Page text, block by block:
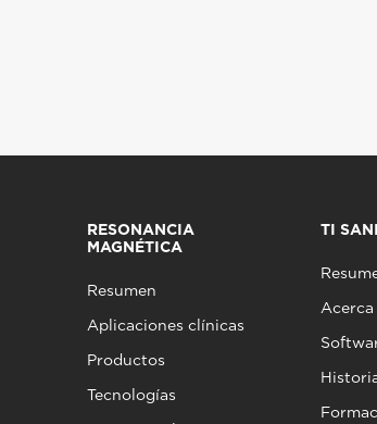
RESONANCIA
MAGNÉTICA
Resumen
Aplicaciones clínicas
Productos
Tecnologías
TI